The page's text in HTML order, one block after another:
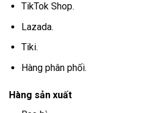
TikTok Shop.
Lazada.
Tiki.
Hàng phân phối.
Hàng sản xuất